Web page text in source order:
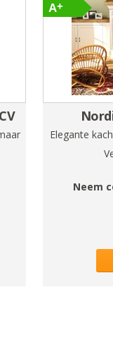
Elegante
Neem